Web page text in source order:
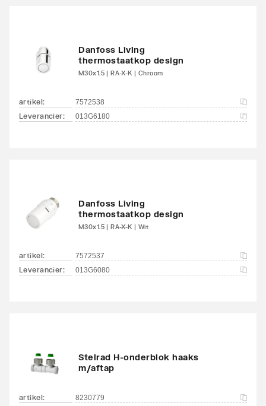
Danfoss Living
thermostaatkop design
M30x1.5 | RA-X-K | Chroom
artikel: 7572538
Leverancier: 013G6180
Danfoss Living
thermostaatkop design
M30x1.5 | RA-X-K | Wit
artikel: 7572537
Leverancier: 013G6080
Stelrad H-onderblok haaks
m/aftap
artikel: 8230779